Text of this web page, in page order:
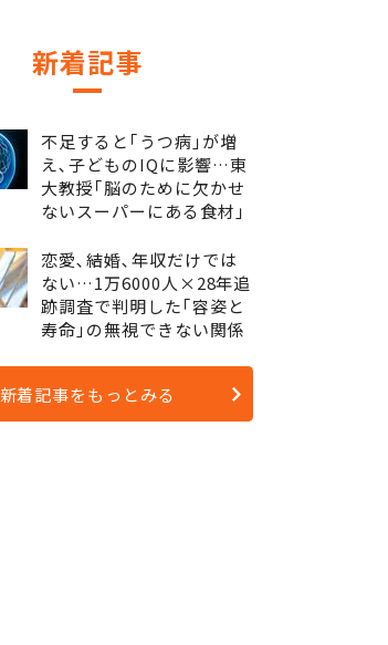
新着記事
不足すると｢うつ病｣が増
え､子どものIQに影響…東
大教授｢脳のために欠かせ
ないスーパーにある食材｣
恋愛､結婚､年収だけでは
ない…1万6000人×28年追
跡調査で判明した｢容姿と
寿命｣の無視できない関係
新着記事をもっとみる